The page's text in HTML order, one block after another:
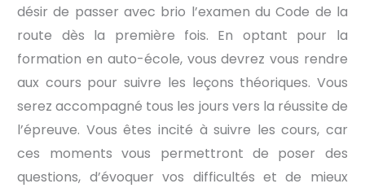
désir de passer avec brio l’examen du Code de la
route dès la première fois. En optant pour la
formation en auto-école, vous devrez vous rendre
aux cours pour suivre les leçons théoriques. Vous
serez accompagné tous les jours vers la réussite de
l’épreuve. Vous êtes incité à suivre les cours, car
ces moments vous permettront de poser des
questions, d’évoquer vos difficultés et de mieux